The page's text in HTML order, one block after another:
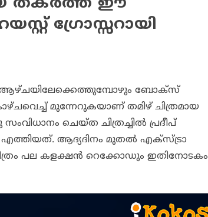
തകര്‍ത്ത് ഈ
ഗ്രോസ്സറായി
ആഴ്ചയിലേക്കെത്തുമ്പോഴും ബോക്‌സ്
മുന്നേറുകയാണ് തമിഴ് ചിത്രമായ
ചെയ്ത ചിത്രച്ചില്‍ പ്രദീപ്
ആദ്യദിനം മുതല്‍ എക്‌സ്ട്രാ
ചിത്രം പല കളക്ഷന്‍ റെക്കോഡും ഇതിനോടകം